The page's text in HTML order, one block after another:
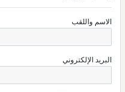
الاسم واللقب
البريد الإلكتروني